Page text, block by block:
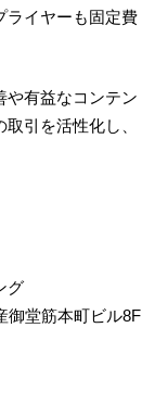
ライヤーも固定費
や有益なコンテン
引を活性化し、
グ
御堂筋本町ビル8F